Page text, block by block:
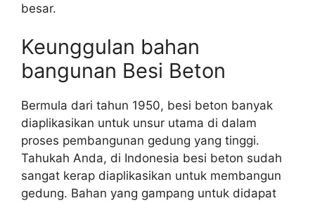
besar.
Keunggulan bahan
bangunan Besi Beton
Bermula dari tahun 1950, besi beton banyak
diaplikasikan untuk unsur utama di dalam
proses pembangunan gedung yang tinggi.
Tahukah Anda, di Indonesia besi beton sudah
sangat kerap diaplikasikan untuk membangun
gedung. Bahan yang gampang untuk didapat